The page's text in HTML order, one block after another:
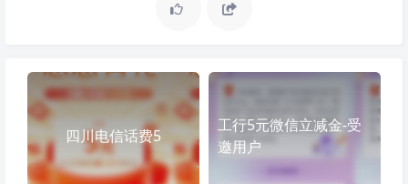
四川电信话费5
工行5元微信立减金-受
邀用户